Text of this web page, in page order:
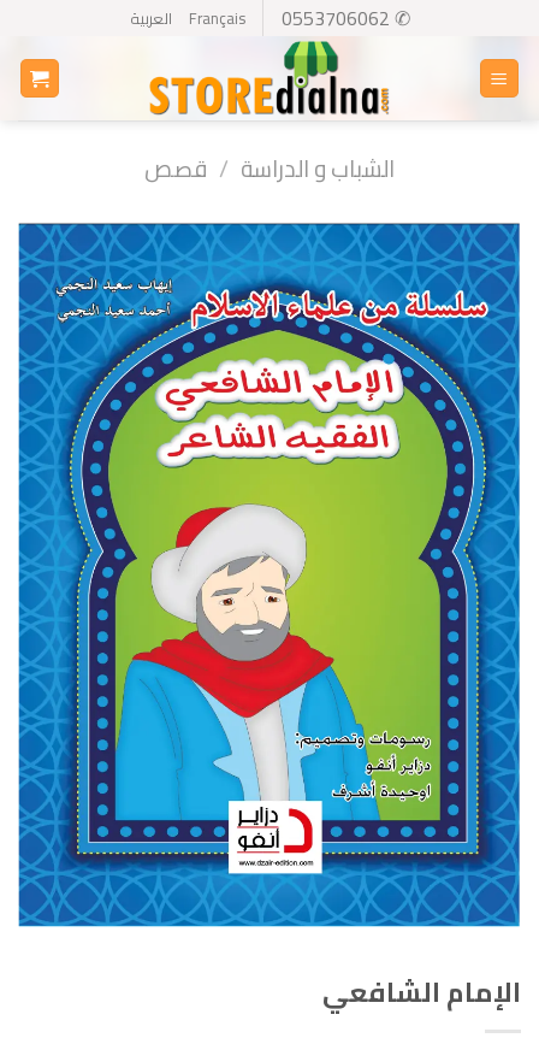
content
✆ 0553706062
Français العربية
الشباب و الدراسة / قصص
الإمام الشافعي